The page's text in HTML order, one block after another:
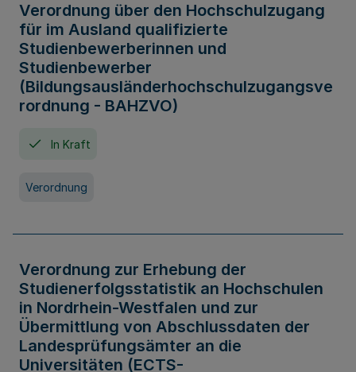
Verordnung über den Hochschulzugang
für im Ausland qualifizierte
Studienbewerberinnen und
Studienbewerber
(Bildungsausländerhochschulzugangsve
rordnung - BAHZVO)
In Kraft
Verordnung
Verordnung zur Erhebung der
Studienerfolgsstatistik an Hochschulen
in Nordrhein-Westfalen und zur
Übermittlung von Abschlussdaten der
Landesprüfungsämter an die
Universitäten (ECTS-